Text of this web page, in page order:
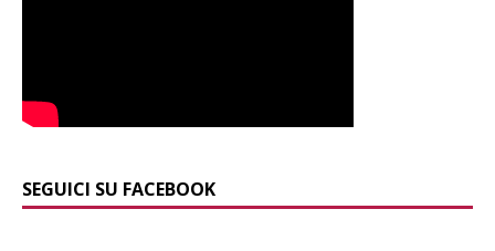
SEGUICI SU FACEBOOK